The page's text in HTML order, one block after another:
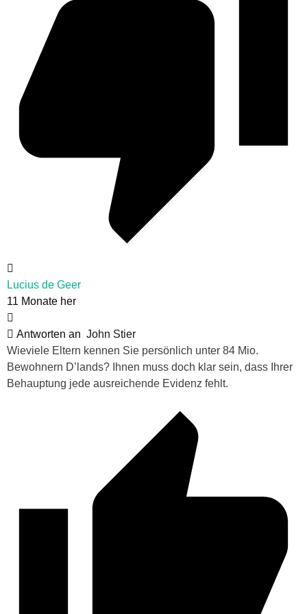
Lucius de Geer
11 Monate her
Antworten an John Stier
Wieviele Eltern kennen Sie persönlich unter 84 Mio.
Bewohnern D’lands? Ihnen muss doch klar sein, dass Ihrer
Behauptung jede ausreichende Evidenz fehlt.